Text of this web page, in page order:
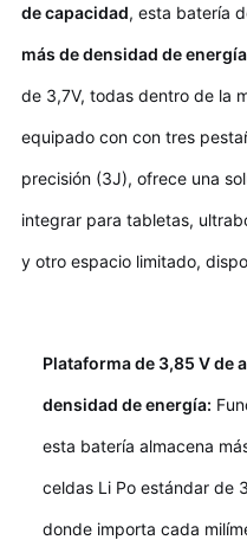
de capacidad, esta batería
más de densidad de energía
de 3,7V, todas dentro de la
equipado con con tres
precisión (3J), ofrece una
integrar para tabletas,
y otro espacio limitado,
Plataforma de 3,85 V de
densidad de energía:
esta batería almacena
celdas Li Po estándar de
donde importa cada